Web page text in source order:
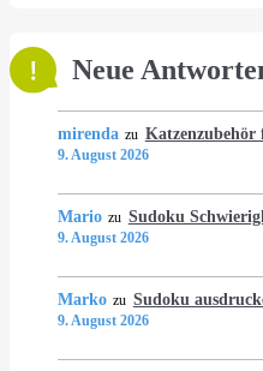
Neue
mirenda zu Katzenzubehör
9. August 2026
Mario zu Sudoku
9. August 2026
Marko zu Sudoku
9. August 2026